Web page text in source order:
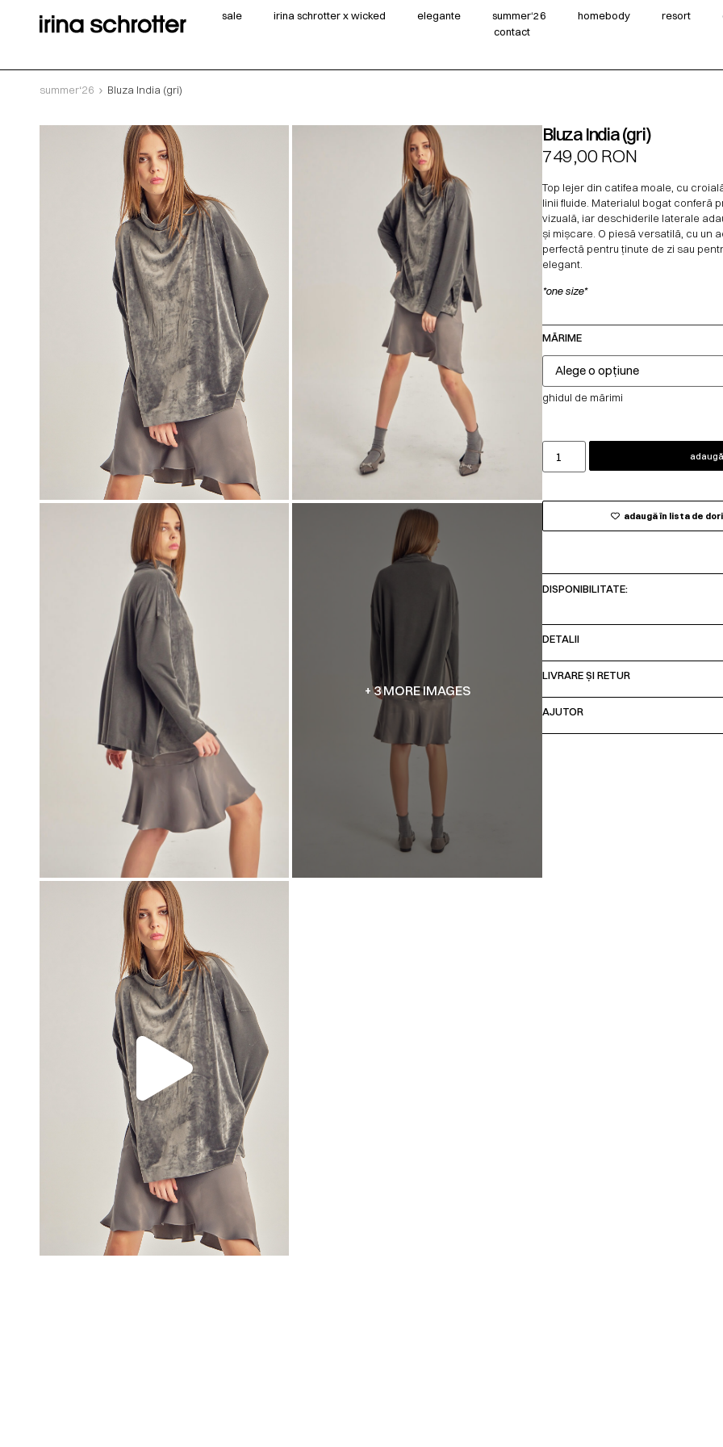
sale irina schrotter x wicked elegante summer‘26 homebody resort
contact
summer‘26 Bluza India (gri)
+ 3 MORE IMAGES
00:00
Bluza India (gri)
749,00RON
Top lejer din catifea moale, cu
linii fluide. Materialul bogat conferă
vizuală, iar deschiderile laterale
și mișcare. O piesă versatilă, cu un
perfectă pentru ținute de zi sau
elegant.
*one size*
MĂRIME
ghidul de mărimi
adaugă în lista de
DISPONIBILITATE:
DETALII
LIVRARE ȘI RETUR
AJUTOR